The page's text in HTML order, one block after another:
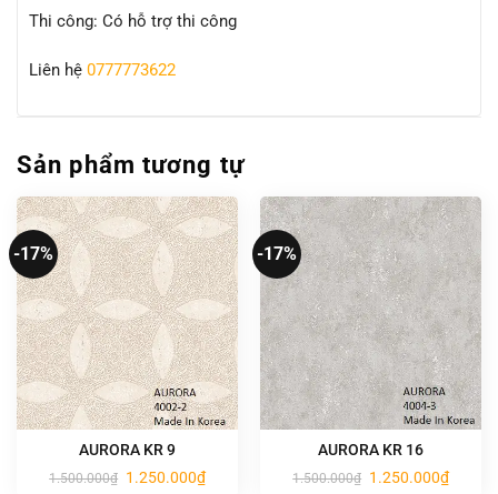
Thi công: Có hỗ trợ thi công
Liên hệ 0777773622
Sản phẩm tương tự
-17%
AURORA KR 9
1.500.000₫ Giá
1.250.000₫Giá
hiện
-17%
AURORA KR 16
1.500.000₫ Giá
1.250.000₫Giá
hiện